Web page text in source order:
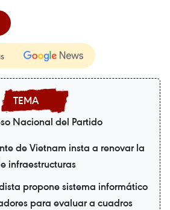
Nacional del Partido
de Vietnam insta a renovar la
infraestructuras
propone sistema informático
para evaluar a cuadros